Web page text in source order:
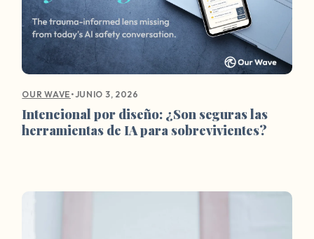
OUR WAVE •JUNIO 3, 2026
Intencional por diseño: ¿Son seguras las
herramientas de IA para sobrevivientes?